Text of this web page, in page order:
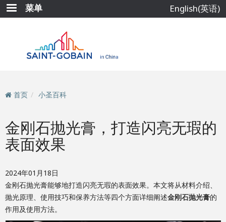
跳
转
菜单 English(英语)
首页 小圣百科
金刚石抛光膏，打造闪亮无瑕的
表面效果
2024年01月18日
金刚石抛光膏能够地打造闪亮无瑕的表面效果。本文将从材料介绍、
抛光原理、使用技巧和保养方法等四个方面详细阐述金刚石抛光膏的
作用及使用方法。